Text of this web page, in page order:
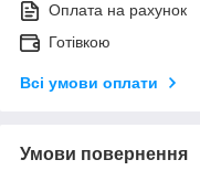
Оплата на рахунок
Готівкою
Всі умови оплати
Умови повернення